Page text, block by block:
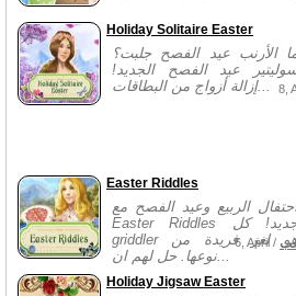
Holiday Solitaire Easter
الأرنب عيد الفصح جلبت؟
عيد الفصح الجديد!
إزالة أزواج من البطاقات...
8,
Easter Riddles
الربيع وعيد الفصح مع
Easter Riddles جديد! كل
griddler هو لغز فريدة من
نوعها. حل لهم ان...
6, April /
Holiday Jigsaw Easter